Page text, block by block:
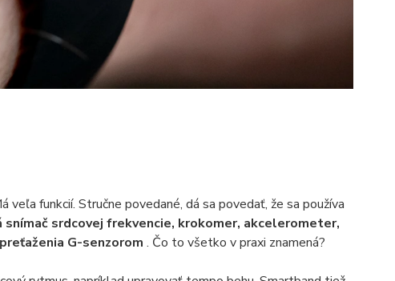
funkcií. Stručne povedané, dá sa povedať, že sa používa
snímač srdcovej frekvencie, krokomer, akcelerometer,
G-senzorom . Čo to všetko v praxi znamená?